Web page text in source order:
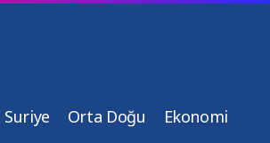
Suriye Orta Doğu Ekonomi